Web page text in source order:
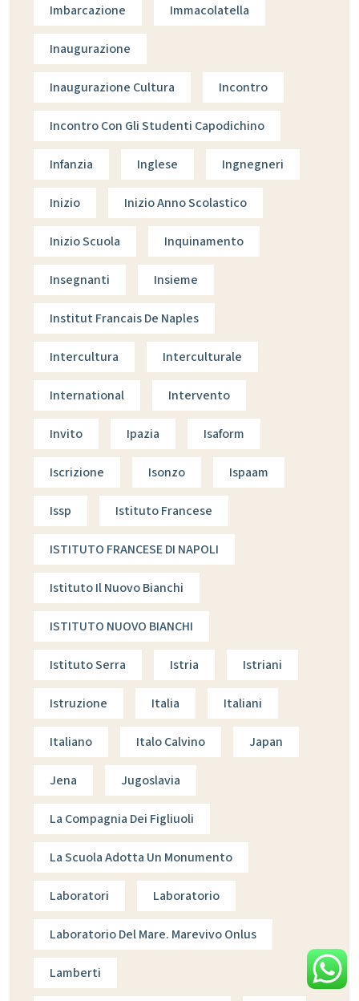
Imbarcazione Immacolatella
Inaugurazione
Inaugurazione Cultura Incontro
Incontro Con Gli Studenti Capodichino
Infanzia Inglese Ingnegneri
Inizio Inizio Anno Scolastico
Inizio Scuola Inquinamento
Insegnanti Insieme
Institut Francais De Naples
Intercultura Interculturale
International Intervento
Invito Ipazia Isaform
Iscrizione Isonzo Ispaam
Issp Istituto Francese
ISTITUTO FRANCESE DI NAPOLI
Istituto Il Nuovo Bianchi
ISTITUTO NUOVO BIANCHI
Istituto Serra Istria Istriani
Istruzione Italia Italiani
Italiano Italo Calvino Japan
Jena Jugoslavia
La Compagnia Dei Figliuoli
La Scuola Adotta Un Monumento
Laboratori Laboratorio
Laboratorio Del Mare. Marevivo Onlus
Lamberti